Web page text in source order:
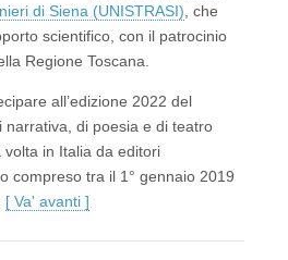
di Siena (UNISTRASI) , che
scientifico, con il patrocinio
Regione Toscana.
all’edizione 2022 del
narrativa, di poesia e di teatro
in Italia da editori
compreso tra il 1° gennaio 2019
[ Va' avanti ]